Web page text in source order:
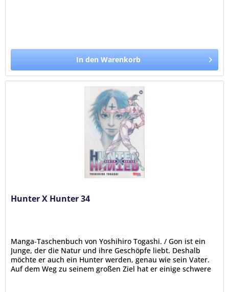
In den Warenkorb
Hunter X Hunter 34
Manga-Taschenbuch von Yoshihiro Togashi. / Gon ist ein
Junge, der die Natur und ihre Geschöpfe liebt. Deshalb
möchte er auch ein Hunter werden, genau wie sein Vater.
Auf dem Weg zu seinem großen Ziel hat er einige schwere